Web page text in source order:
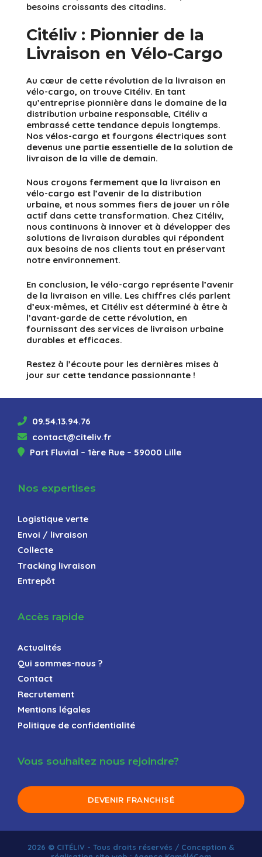
besoins croissants des citadins.
Citéliv : Pionnier de la
Livraison en Vélo-Cargo
Au cœur de cette révolution de la livraison en
vélo-cargo, on trouve Citéliv. En tant
qu’entreprise pionnière dans le domaine de la
distribution urbaine responsable, Citéliv a
embrassé cette tendance depuis longtemps.
Nos vélos-cargo et fourgons électriques sont
devenus une partie essentielle de la solution de
livraison de la ville de demain.
Nous croyons fermement que la livraison en
vélo-cargo est l’avenir de la distribution
urbaine, et nous sommes fiers de jouer un rôle
actif dans cette transformation. Chez Citéliv,
nous continuons à innover et à développer des
solutions de livraison durables qui répondent
aux besoins de nos clients tout en préservant
notre environnement.
En conclusion, le vélo-cargo représente l’avenir
de la livraison en ville. Les chiffres clés parlent
d’eux-mêmes, et Citéliv est déterminé à être à
l’avant-garde de cette révolution, en
fournissant des services de livraison urbaine
durables et efficaces.
Restez à l’écoute pour les dernières mises à
jour sur cette tendance passionnante !
09.54.13.94.76
contact@citeliv.fr
Port Fluvial – 1ère Rue – 59000 Lille
Nos expertises
Logistique verte
Envoi / livraison
Collecte
Tracking livraison
Entrepôt
Accès rapide
Actualités
Qui sommes-nous ?
Contact
Recrutement
Mentions légales
Politique de confidentialité
Vous souhaitez nous rejoindre?
DEVENIR FRANCHISÉ
2026 © CITÉLIV - Tous droits réservés / Conception &